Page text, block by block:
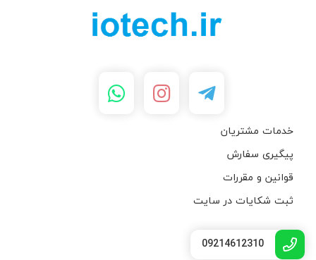
خدمات مشتریان
پیگیری سفارش
قوانین و مقررات
ثبت شکایات در سایت
09214612310